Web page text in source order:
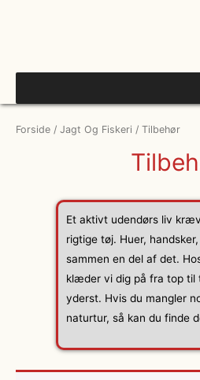
Forside / Jagt Og Fiskeri / Tilbehør
Et aktivt udendørs liv
rigtige tøj. Huer,
sammen en del af det.
klæder vi dig på fra top til
yderst. Hvis du mangler
naturtur, så kan du finde